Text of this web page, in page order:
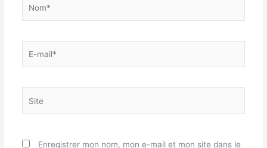
mail*
Enregistrer mon nom, mon e-mail et mon site dans le